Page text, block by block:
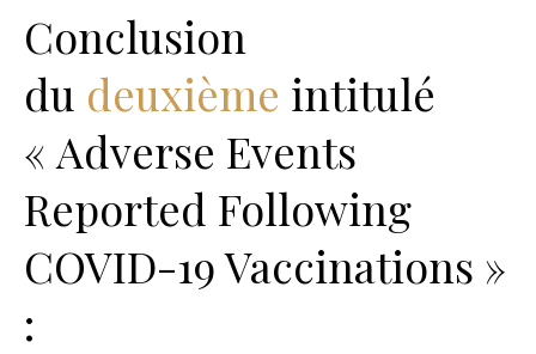
Conclusion
du deuxième intitulé
« Adverse Events
Reported Following
COVID-19 Vaccinations »
: